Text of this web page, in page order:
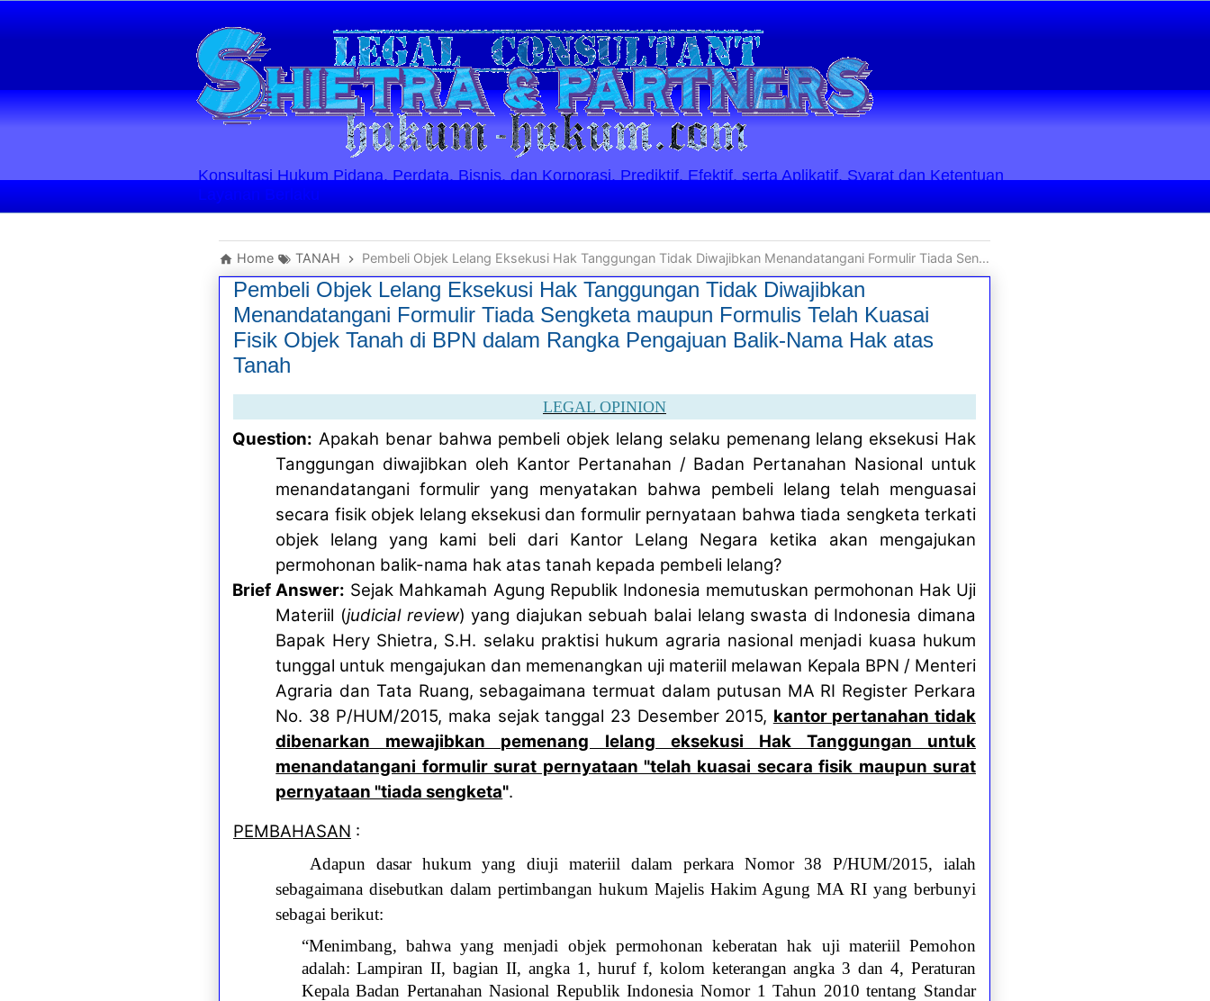
Konsultasi Hukum Pidana, Perdata, Bisnis, dan Korporasi. Prediktif, Efektif, serta Aplikatif. Syarat dan Ketentuan
Layanan Berlaku
Home TANAH Pembeli Objek Lelang Eksekusi Hak Tanggungan Tidak Diwajibkan Menandatangani Formulir Tiada Sengketa maupun Formulis Telah Kuasai Fisik Objek Tanah di BPN dalam Rangka Pengajuan Balik-Nama Hak atas Tanah
Pembeli Objek Lelang Eksekusi Hak Tanggungan Tidak Diwajibkan
Menandatangani Formulir Tiada Sengketa maupun Formulis Telah Kuasai
Fisik Objek Tanah di BPN dalam Rangka Pengajuan Balik-Nama Hak atas
Tanah
LEGAL OPINION
Question: Apakah benar bahwa pembeli objek lelang selaku pemenang lelang eksekusi Hak
Tanggungan diwajibkan oleh Kantor Pertanahan / Badan Pertanahan Nasional untuk
menandatangani formulir yang menyatakan bahwa pembeli lelang telah menguasai
secara fisik objek lelang eksekusi dan formulir pernyataan bahwa tiada sengketa terkati
objek lelang yang kami beli dari Kantor Lelang Negara ketika akan mengajukan
permohonan balik-nama hak atas tanah kepada pembeli lelang?
Brief Answer: Sejak Mahkamah Agung Republik Indonesia memutuskan permohonan Hak Uji
Materiil (judicial review) yang diajukan sebuah balai lelang swasta di Indonesia dimana
Bapak Hery Shietra, S.H. selaku praktisi hukum agraria nasional menjadi kuasa hukum
tunggal untuk mengajukan dan memenangkan uji materiil melawan Kepala BPN / Menteri
Agraria dan Tata Ruang, sebagaimana termuat dalam putusan MA RI Register Perkara
No. 38 P/HUM/2015, maka sejak tanggal 23 Desember 2015, kantor pertanahan tidak
dibenarkan mewajibkan pemenang lelang eksekusi Hak Tanggungan untuk
menandatangani formulir surat pernyataan "telah kuasai secara fisik maupun surat
pernyataan "tiada sengketa".
PEMBAHASAN :
Adapun dasar hukum yang diuji materiil dalam perkara Nomor 38 P/HUM/2015, ialah
sebagaimana disebutkan dalam pertimbangan hukum Majelis Hakim Agung MA RI yang berbunyi
sebagai berikut:
“Menimbang, bahwa yang menjadi objek permohonan keberatan hak uji materiil Pemohon
adalah: Lampiran II, bagian II, angka 1, huruf f, kolom keterangan angka 3 dan 4, Peraturan
Kepala Badan Pertanahan Nasional Republik Indonesia Nomor 1 Tahun 2010 tentang Standar